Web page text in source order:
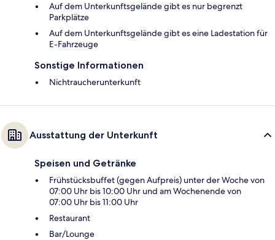
Auf dem Unterkunftsgelände gibt es nur begrenzt
Parkplätze
Auf dem Unterkunftsgelände gibt es eine Ladestation für
E-Fahrzeuge
Sonstige Informationen
Nichtraucherunterkunft
Ausstattung der Unterkunft
Speisen und Getränke
Frühstücksbuffet (gegen Aufpreis) unter der Woche von
07:00 Uhr bis 10:00 Uhr und am Wochenende von
07:00 Uhr bis 11:00 Uhr
Restaurant
Bar/Lounge